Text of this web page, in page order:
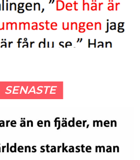
SENASTE